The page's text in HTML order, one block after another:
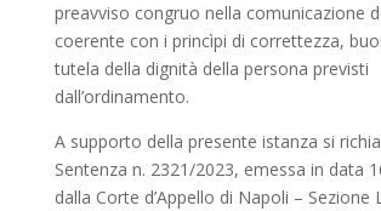
preavviso congruo nella comunicazione
coerente con i princìpi di correttezza,
tutela della dignità della persona previsti
dall’ordinamento.
A supporto della presente istanza si
Sentenza n. 2321/2023, emessa in data
dalla Corte d’Appello di Napoli – Sezione